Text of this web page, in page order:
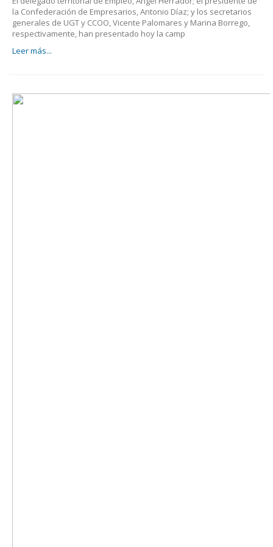
la Confederación de Empresarios, Antonio Díaz; y los secretarios
generales de UGT y CCOO, Vicente Palomares y Marina Borrego,
respectivamente, han presentado hoy la camp
Leer más...